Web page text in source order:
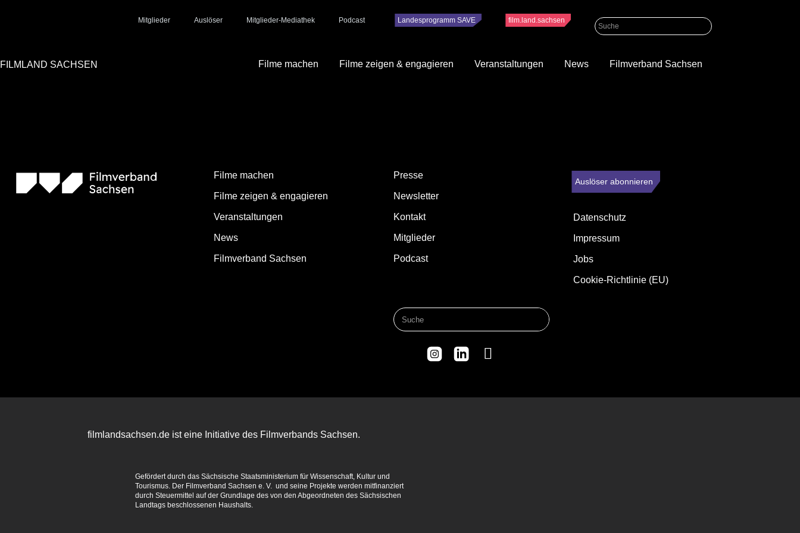
Mitglieder Auslöser Mitglieder-Mediathek Podcast Landesprogramm SAVE film.land.sachsen
FILMLAND SACHSEN Filme machen Filme zeigen & engagieren Veranstaltungen News Filmverband Sachsen
Filme machen
Filme zeigen & engagieren
Veranstaltungen
News
Filmverband Sachsen
Presse
Newsletter
Kontakt
Mitglieder
Podcast
Auslöser abonnieren
Datenschutz
Impressum
Jobs
Cookie-Richtlinie (EU)
filmlandsachsen.de ist eine Initiative des Filmverbands Sachsen.
Gefördert durch das Sächsische Staatsministerium für Wissenschaft, Kultur und
Tourismus. Der Filmverband Sachsen e. V. und seine Projekte werden mitfinanziert
durch Steuermittel auf der Grundlage des von den Abgeordneten des Sächsischen
Landtags beschlossenen Haushalts.